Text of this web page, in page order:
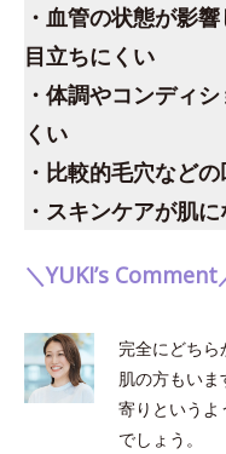
・血管の状態が影
目立ちにくい
・体調やコンディ
くい
・比較的毛穴など
・スキンケアが肌
＼YUKI’s Comment
完全にどち
肌の方もい
寄りというよ
でしょう。